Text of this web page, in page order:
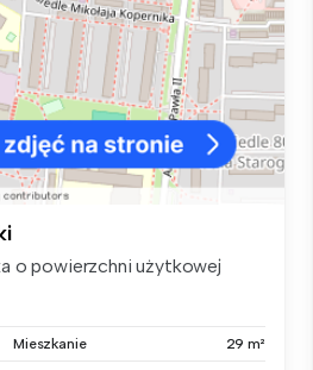
o powierzchni użytkowej
Mieszkanie 29 m²